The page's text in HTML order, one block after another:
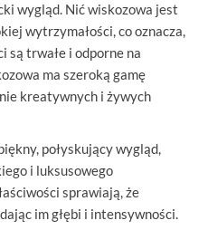
wygląd. Nić wiskozowa jest
wytrzymałości, co oznacza,
są trwałe i odporne na
ma szeroką gamę
kreatywnych i żywych
połyskujący wygląd,
i luksusowego
sprawiają, że
im głębi i intensywności.